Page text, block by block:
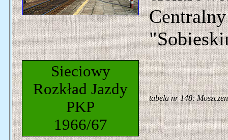
Sieciowy
Rozkład Jazdy
PKP
1966/67
tabela nr 148: